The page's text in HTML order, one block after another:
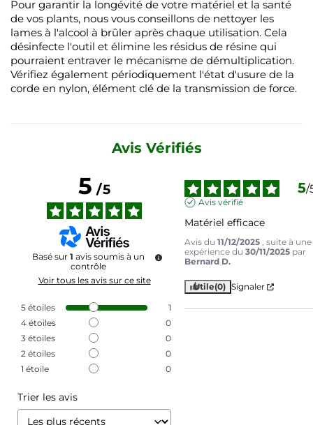
Pour garantir la longévité de votre matériel et la santé
de vos plants, nous vous conseillons de nettoyer les
lames à l'alcool à brûler après chaque utilisation. Cela
désinfecte l'outil et élimine les résidus de résine qui
pourraient entraver le mécanisme de démultiplication.
Vérifiez également périodiquement l'état d'usure de la
corde en nylon, élément clé de la transmission de force.
Avis Vérifiés
5/5
Basé sur 1 avis soumis à un
contrôle
Voir tous les avis sur ce site
5 étoiles
1
4 étoiles
0
3 étoiles
0
2 étoiles
0
1 étoile 0
Trier les avis
5/
Avis vérifié
Matériel efficace
Avis du11/12/2025 , suite à une
expérience du30/11/2025 par
Bernard D.
Utile(0) Signaler